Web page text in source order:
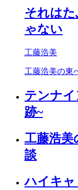
それは
ゃない
工藤浩美
工藤浩美の東
テンナ
跡~
工藤浩
談
ハイキャ